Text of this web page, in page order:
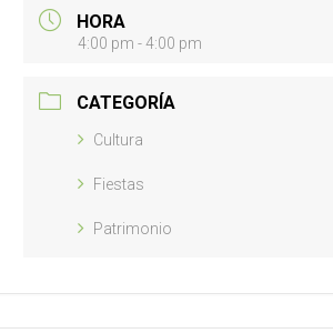
HORA
4:00 pm - 4:00 pm
CATEGORÍA
Cultura
Fiestas
Patrimonio